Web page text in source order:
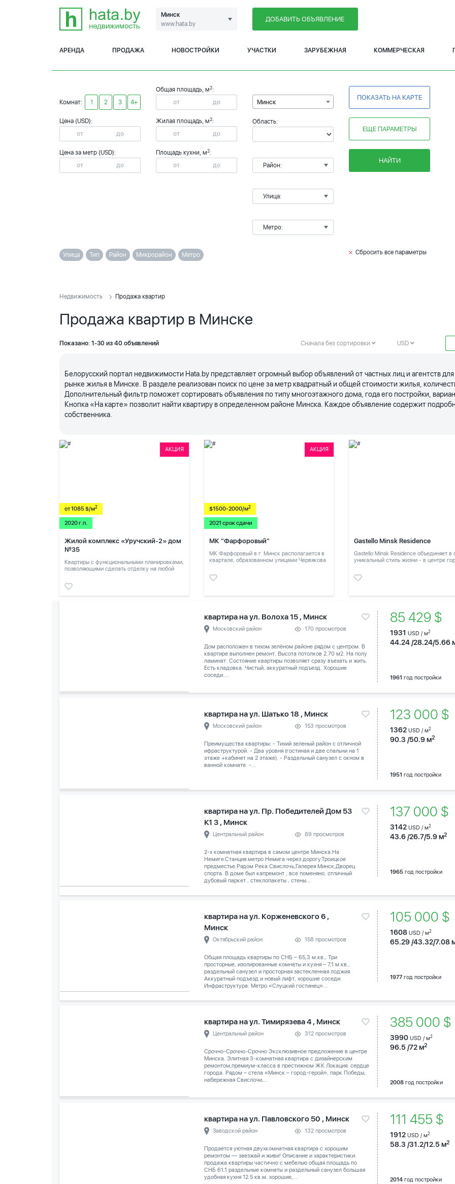
Минск
www.hata.by
ДОБАВИТЬ ОБЪЯВЛЕНИЕ
АРЕНДА ПРОДАЖА НОВОСТРОЙКИ УЧАСТКИ ЗАРУБЕЖНАЯ КОММЕРЧЕСКАЯ
Комнат: 1 2 3 4+
Цена (USD):
Цена за метр (USD):
Общая площадь, м2:
Жилая площадь, м2:
Площадь кухни, м2:
Минск
Область:
Район:
Улица:
Метро:
ПОКАЗАТЬ НА КАРТЕ
ЕЩЕ ПАРАМЕТРЫ
НАЙТИ
Улица Тип Район Микрорайон Метро Сбросить все параметры
Недвижимость Продажа квартир
Продажа квартир в Минске
Показано: 1-30 из 40 объявлений Сначала без сортировки USD
Белорусский портал недвижимости Hata.by представляет огромный выбор объявлений от частных лиц и агентств
рынке жилья в Минске. В разделе реализован поиск по цене за метр квадратный и общей стоимости жилья,
Дополнительный фильтр поможет сортировать объявления по типу многоэтажного дома, года его постройки,
Кнопка «На карте» позволит найти квартиру в определенном районе Минска. Каждое объявление содержит
собственника.
АКЦИЯ
от 1085 $/м2
2020 г.п.
Жилой комплекс «Уручский-2» дом
№35
Квартиры с функциональными планировками,
позволяющими сделать отделку на любой
АКЦИЯ
$1500-2000/м2
2021 срок сдачи
МК "Фарфоровый"
МК Фарфоровый в г. Минск располагается в
квартале, образованном улицами Червякова
Gastello Minsk Residence
Gastello Minsk Residence объединяет в
уникальный стиль жизни - в центре
квартира на ул. Волоха 15 , Минск
Московский район 170 просмотров
Дом расположен в тихом зелёном районе рядом с центром. В
квартире выполнен ремонт. Высота потолков 2.70 м2. На полу
ламинат. Состояние квартиры позволяет сразу въехать и жить.
Есть кладовка. Чистый, аккуратный подъезд. Хорошие
соседи....
85 429 $
1931 USD / м2
44.24 /28.24/5.66
1961 год постройки
квартира на ул. Шатько 18 , Минск
Московский район 153 просмотров
Преимущества квартиры: - Тихий зеленый район с отличной
ифраструктурой. - Два уровня (гостиная и две спальни на 1
этаже +кабинет на 2 этаже). - Раздельный санузел с окном в
ванной комнате. -...
123 000 $
1362 USD / м2
90.3 /50.9 м2
1951 год постройки
квартира на ул. Пр. Победителей Дом 53
К1 3 , Минск
Центральный район 89 просмотров
2-х комнатная квартира в самом центре Минска.На
Немиге.Станция метро Немига через дорогу.Троицкое
предместье.Рядом Река Свислочь,Галерея Минск,Дворец
спорта. В доме был капремонт , все поменяно, отличный
дубовый паркет , стеклопакеты , стены...
137 000 $
3142 USD / м2
43.6 /26.7/5.9 м2
1965год постройки
квартира на ул. Корженевского 6 ,
Минск
Октябрьский район 158 просмотров
Общая площадь квартиры по СНБ – 65,3 м.кв., Три
просторные, изолированные комнаты и кухня – 7,1 м.кв.,
раздельный санузел и просторная застекленная лоджия.
Аккуратный подъезд и новый лифт, хорошие соседи.
Инфраструктура: Метро «Слуцкий гостинец»...
105 000 $
1608 USD / м2
65.29 /43.32/7.08
1977год постройки
квартира на ул. Тимирязева 4 , Минск
Центральный район 312 просмотров
Срочно-Срочно-Срочно Эксклюзивное предложение в центре
Минска. Элитная 3-комнатная квартира с дизайнерским
ремонтом,премиум-класса в престижном ЖК Локация: сердце
города. Рядом – стела «Минск – город-герой», парк Победы,
набережная Свислочи,...
385 000
3990 USD / м2
96.5 /72 м2
2008год постройки
квартира на ул. Павловского 50 , Минск
Заводской район 132 просмотров
Продаётся уютная двухкомнатная квартира с хорошим
ремонтом — заезжай и живи! Описание и характеристики:
продажа квартиры частично с мебелью общая площадь по
СНБ 61.1 раздельные комнаты и раздельный санузел большая
удобная кухня 12.5 кв.м. хорошие,...
111 455 $
1912 USD / м2
58.3 /31.2/12.5 м2
2014год постройки